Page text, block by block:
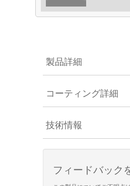
製品詳細
コーティング詳細
技術情報
フィードバック